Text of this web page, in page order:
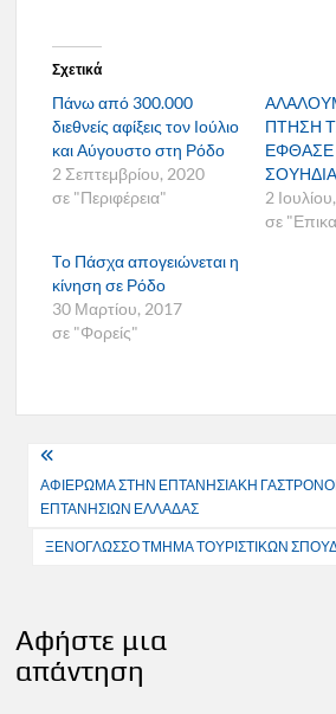
Σχετικά
Πάνω από 300.000
διεθνείς αφίξεις τον Ιούλιο
και Αύγουστο στη Ρόδο
2 Σεπτεμβρίου, 2020
σε "Περιφέρεια"
ΠΤΗΣΗ
ΣΟΥΗΔΙΑ
2
σε
Tο Πάσχα απογειώνεται η
κίνηση σε Ρόδο
30 Μαρτίου, 2017
σε "Φορείς"
Πλοήγηση
άρθρων
ΑΦΙΕΡΩΜΑ ΣΤΗΝ ΕΠΤΑΝΗΣΙΑΚΗ
ΕΠΤΑΝΗΣΙΩΝ ΕΛΛΑΔΑΣ
ΞΕΝΟΓΛΩΣΣΟ ΤΜΗΜΑ ΤΟΥΡΙΣΤΙΚΩΝ
Αφήστε μια
απάντηση